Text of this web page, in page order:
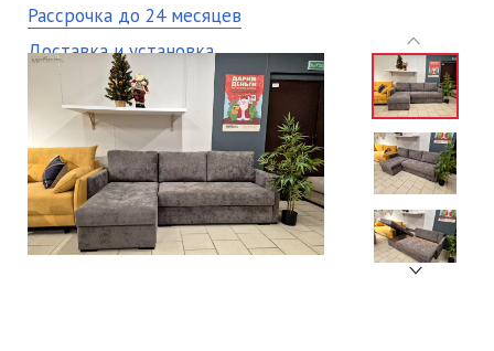
Рассрочка до 24 месяцев
Доставка и установка
Товар находится в салоне